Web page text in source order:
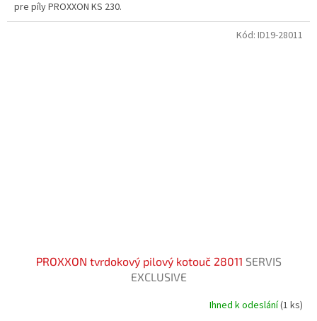
pre píly PROXXON KS 230.
PROXXON tvrdokový pilový kotouč 28011 SERVIS
EXCLUSIVE
Ihned k odeslání(1 ks)
Kód: ID19-28011